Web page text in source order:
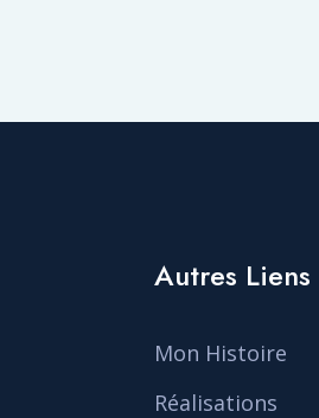
Autres Liens
Mon Histoire
Réalisations